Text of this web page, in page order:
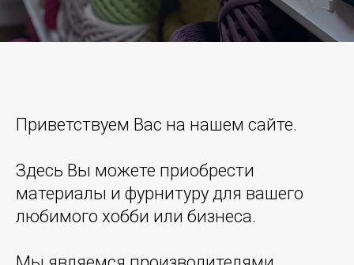
Приветствуем Вас на нашем сайте.
Здесь Вы можете приобрести
материалы и фурнитуру для вашего
любимого хобби или бизнеса.